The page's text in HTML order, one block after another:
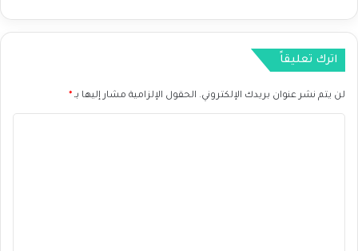
ل
ي
ي
ر
اترك تعليقاً
لن يتم نشر عنوان بريدك الإلكتروني. الحقول الإلزامية مشار إليها بـ *